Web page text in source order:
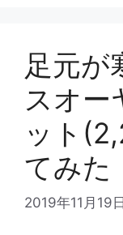
足元が
スオー
ット
てみた
2019年11月19日